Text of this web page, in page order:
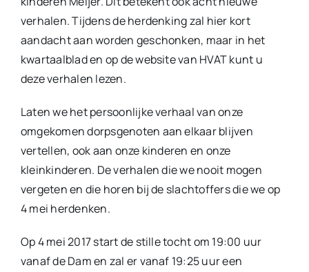
verhalen. Tijdens de herdenking zal hier kort
aandacht aan worden geschonken, maar in het
kwartaalblad en op de website van HVAT kunt u
deze verhalen lezen.
Laten we het persoonlijke verhaal van onze
omgekomen dorpsgenoten aan elkaar blijven
vertellen, ook aan onze kinderen en onze
kleinkinderen. De verhalen die we nooit mogen
vergeten en die horen bij de slachtoffers die we op
4 mei herdenken.
Op 4 mei 2017 start de stille tocht om 19:00 uur
vanaf de Dam en zal er vanaf 19:25 uur een